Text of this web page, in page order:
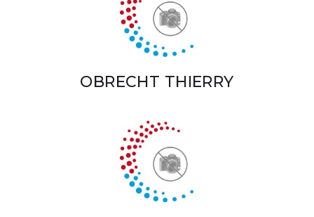
OBRECHT THIERRY